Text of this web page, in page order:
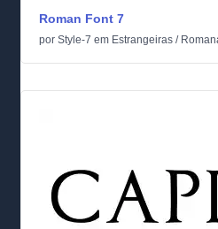
Roman Font 7
por Style-7 em Estrangeiras /